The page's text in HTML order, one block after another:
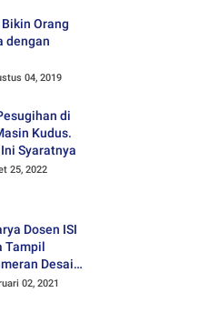
Orang
dengan
04, 2019
di
Kudus.
Syaratnya
25, 2022
Dosen ISI
Tampil
Desain
02, 2021